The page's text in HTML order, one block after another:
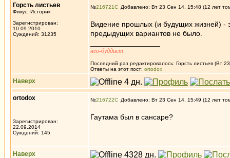
Горсть листьев
Фикус, Историк
Зарегистрирован:
10.09.2010
Суждений: 31235
№216721 Добавлено: Вт 23 Сен 14, 15:48 (12 лет
Видение прошлых (и будущих жизней) -
предыдущих вариантов не было.
нео-буддист
Последний раз редактировалось: Горсть листьев (Вт
Ответы на этот пост: ortodox
Наверх
ortodox
Зарегистрирован:
22.09.2014
Суждений: 145
№216722 Добавлено: Вт 23 Сен 14, 15:49 (12 лет
Гаутама был в сансаре?
Наверх